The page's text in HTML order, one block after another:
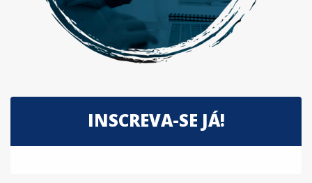
INSCREVA-SE JÁ!